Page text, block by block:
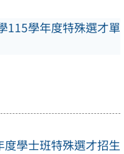
115學年度特殊選才單
學士班特殊選才招生